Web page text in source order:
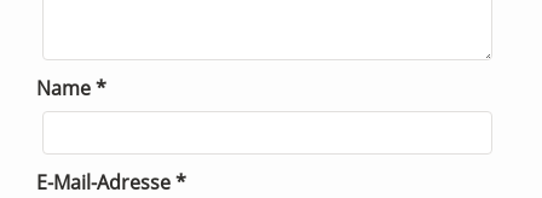
Name*
E-Mail-Adresse*